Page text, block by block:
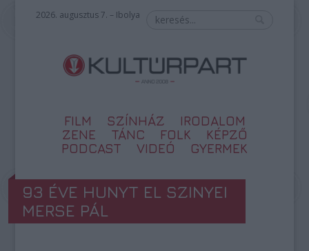
2026. augusztus 7. – Ibolya
FILM SZÍNHÁZ
IRODALOM
ZENE
TÁNC FOLK
KÉPZŐ
PODCAST
VIDEÓ GYERMEK
93 ÉVE HUNYT EL SZINYEI
MERSE PÁL